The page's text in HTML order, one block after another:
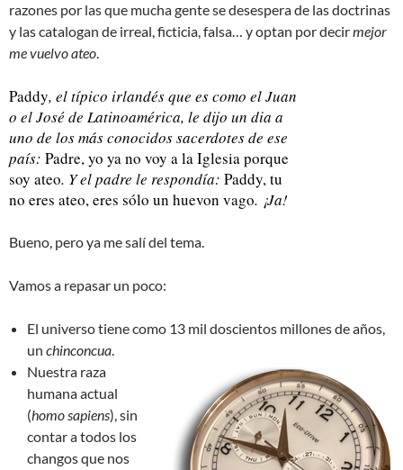
razones por las que mucha gente se desespera de las doctrinas
y las catalogan de irreal, ficticia, falsa… y optan por decirmejor
me vuelvo ateo.
Paddy, el típico irlandés que es como el Juan
o el José de Latinoamérica, le dijo un dia a
uno de los más conocidos sacerdotes de ese
país: Padre, yo ya no voy a la Iglesia porque
soy ateo. Y el padre le respondía: Paddy, tu
no eres ateo, eres sólo un huevon vago. ¡Ja!
Bueno, pero ya me salí del tema.
Vamos a repasar un poco:
El universo tiene como 13 mil doscientos millones de años,
un chinconcua.
Nuestra raza
humana actual
(homo sapiens), sin
contar a todos los
changos que nos